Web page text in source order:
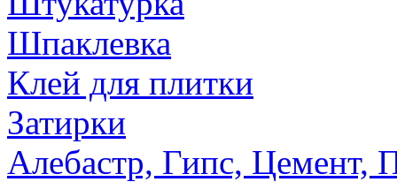
Шпаклевка
Клей для плитки
Затирки
Алебастр, Гипс, Цемент,